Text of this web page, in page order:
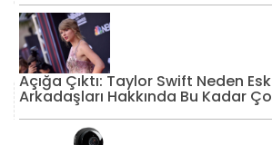
Açığa Çıktı: Taylor Swift Neden
Arkadaşları Hakkında Bu Kadar